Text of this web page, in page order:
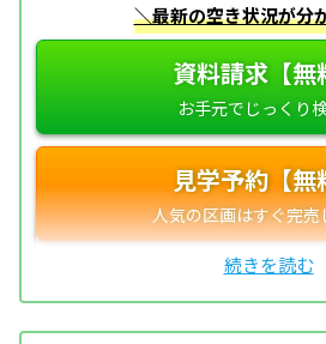
＼最新の空き状況が分
資料請求【無
見学予約【無